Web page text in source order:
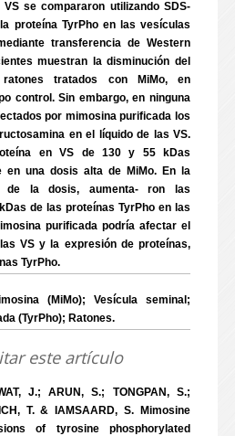
se compararon utilizando SDS-
proteína TyrPho en las vesículas
transferencia de Western
muestran la disminución del
tratados con MiMo, en
control. Sin embargo, en ninguna
por mimosina purificada los
en el líquido de las VS.
en VS de 130 y 55 kDas
en una dosis alta de MiMo. En la
de la dosis, aumenta- ron las
de las proteínas TyrPho en las
purificada podría afectar el
VS y la expresión de proteínas,
TyrPho.
(MiMo); Vesícula seminal;
(TyrPho); Ratones.
este artículo
J.; ARUN, S.; TONGPAN, S.;
T. & IAMSAARD, S. Mimosine
of tyrosine phosphorylated